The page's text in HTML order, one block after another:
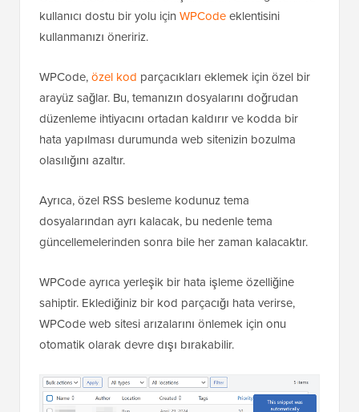
kullanıcı dostu bir yolu için WPCodeeklentisini
kullanmanızı öneririz.
WPCode,özel kod parçacıkları eklemek için özel bir
arayüz sağlar. Bu, temanızın dosyalarını doğrudan
düzenleme ihtiyacını ortadan kaldırır ve kodda bir
hata yapılması durumunda web sitenizin bozulma
olasılığını azaltır.
Ayrıca, özel RSS besleme kodunuz tema
dosyalarından ayrı kalacak, bu nedenle tema
güncellemelerinden sonra bile her zaman kalacaktır.
WPCode ayrıca yerleşik bir hata işleme özelliğine
sahiptir. Eklediğiniz bir kod parçacığı hata verirse,
WPCode web sitesi arızalarını önlemek için onu
otomatik olarak devre dışı bırakabilir.